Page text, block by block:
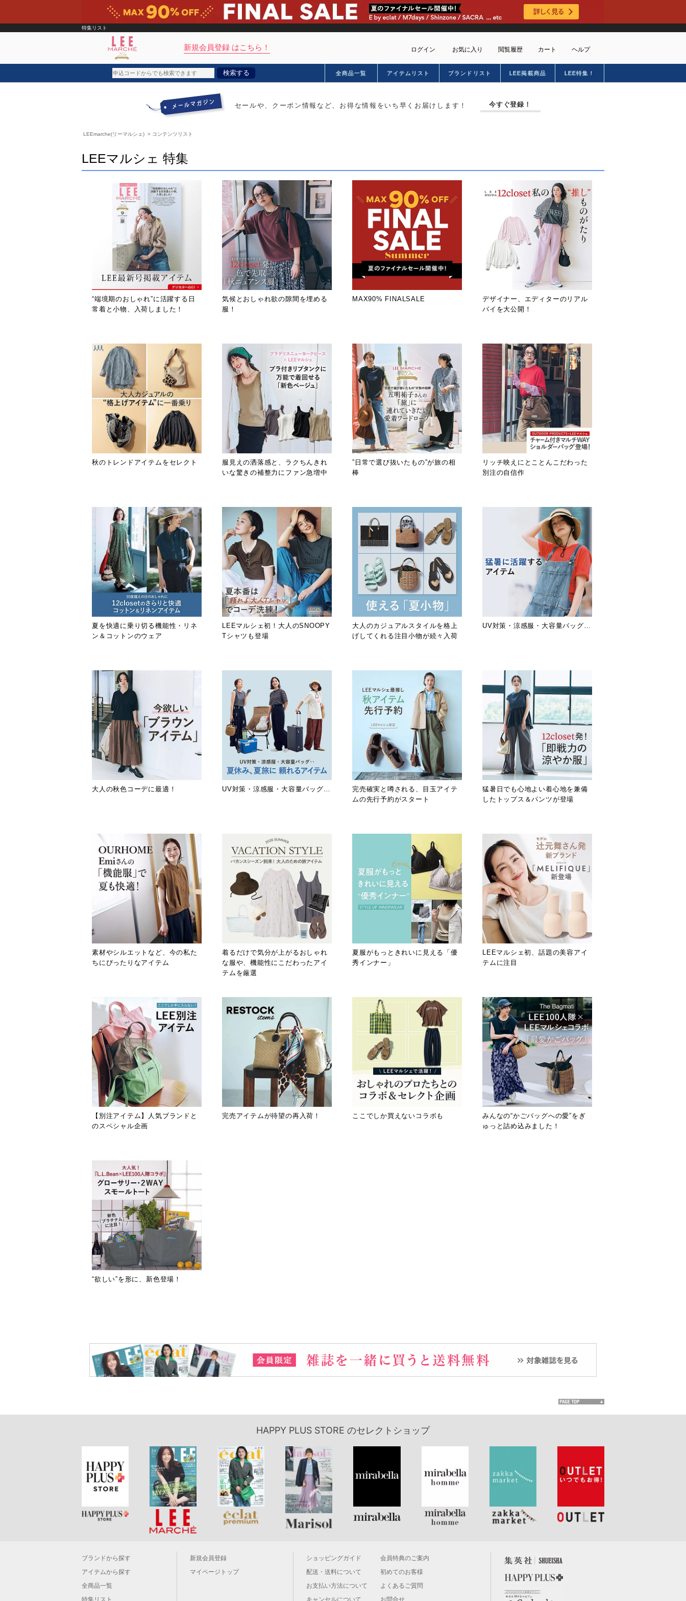
特集リスト
新規会員登録 はこちら！ ログイン お気に入り 閲覧履歴 カート ヘルプ
よくあるご質問
お問合せ
新規会員登録
検索する
雑誌掲載アイテム
ランキング
特集
雑誌･書籍(一緒に買うと送料無料)
定期購読
全商品一覧 アイテムリスト ブランドリスト LEE掲載商品 LEE特集！
セールや、クーポン情報など、お得な情報をいち早くお届けします！ 今すぐ登録！
LEEmarche(リーマルシェ) > コンテンツリスト
LEEマルシェ 特集
“端境期のおしゃれ”に活躍する日
常着と小物、入荷しました！
気候とおしゃれ欲の隙間を埋める
服！
MAX90% FINALSALE
デザイナー、エディターのリアル
バイを大公開！
秋のトレンドアイテムをセレクト
服見えの洒落感と、ラクちんきれ
いな驚きの補整力にファン急増中
”日常で選び抜いたもの”が旅の相
棒
リッチ映えにとことんこだわった
別注の自信作
夏を快適に乗り切る機能性・リネ
ン＆コットンのウェア
LEEマルシェ初！大人のSNOOPY
Tシャツも登場
大人のカジュアルスタイルを格上
げしてくれる注目小物が続々入荷
UV対策・涼感服・大容量バッグ…
大人の秋色コーデに最適！ UV対策・涼感服・大容量バッグ…
完売確実と噂される、目玉アイテ
ムの先行予約がスタート
猛暑日でも心地よい着心地を兼備
したトップス＆パンツが登場
素材やシルエットなど、今の私た
ちにぴったりなアイテム
着るだけで気分が上がるおしゃれ
な服や、機能性にこだわったアイ
テムを厳選
夏服がもっときれいに見える「優
秀インナー」
LEEマルシェ初、話題の美容アイ
テムに注目
【別注アイテム】人気ブランドと
のスペシャル企画
完売アイテムが待望の再入荷！ ここでしか買えないコラボも
みんなの“かごバッグへの愛”をぎ
ゅっと詰め込みました！
“欲しい”を形に、新色登場！
HAPPY PLUS STORE のセレクトショップ
ブランドから探す
アイテムから探す
全商品一覧
特集リスト
新規会員登録
マイページトップ
ショッピングガイド
配送・送料について
お支払い方法について
キャンセルについて
会員特典のご案内
初めてのお客様
よくあるご質問
お問合せ